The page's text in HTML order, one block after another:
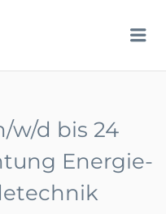
w/d bis 24
Energie-